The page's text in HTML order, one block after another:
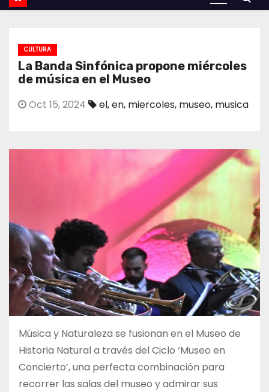
CULTURA
La Banda Sinfónica propone miércoles
de música en el Museo
Oct 15, 2024 el,en, miercoles, museo, musica
Música y Naturaleza se fusionan en el Museo de
Historia Natural a través del Ciclo ‘Museo en
Concierto’, una perfecta combinación para
recorrer las salas del museo y admirar sus